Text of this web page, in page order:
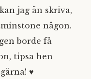
jag än skriva,
någon.
borde få
tipsa hen
gärna! ♥